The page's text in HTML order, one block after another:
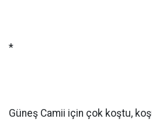
*
Güneş Camii için çok koştu,